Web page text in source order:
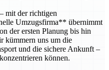
mit der richtigen
Umzugsfirma** übernimmt
der ersten Planung bis hin
kümmern uns um die
und die sichere Ankunft –
können.